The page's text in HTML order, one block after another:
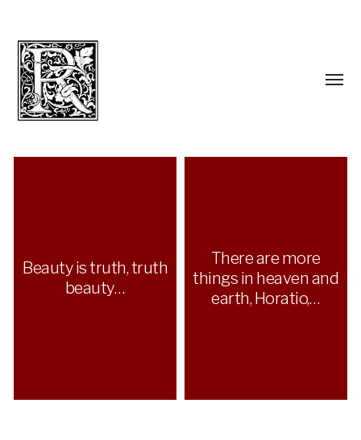
Beauty is truth, truth
beauty…
There are more
things in heaven and
earth, Horatio,…